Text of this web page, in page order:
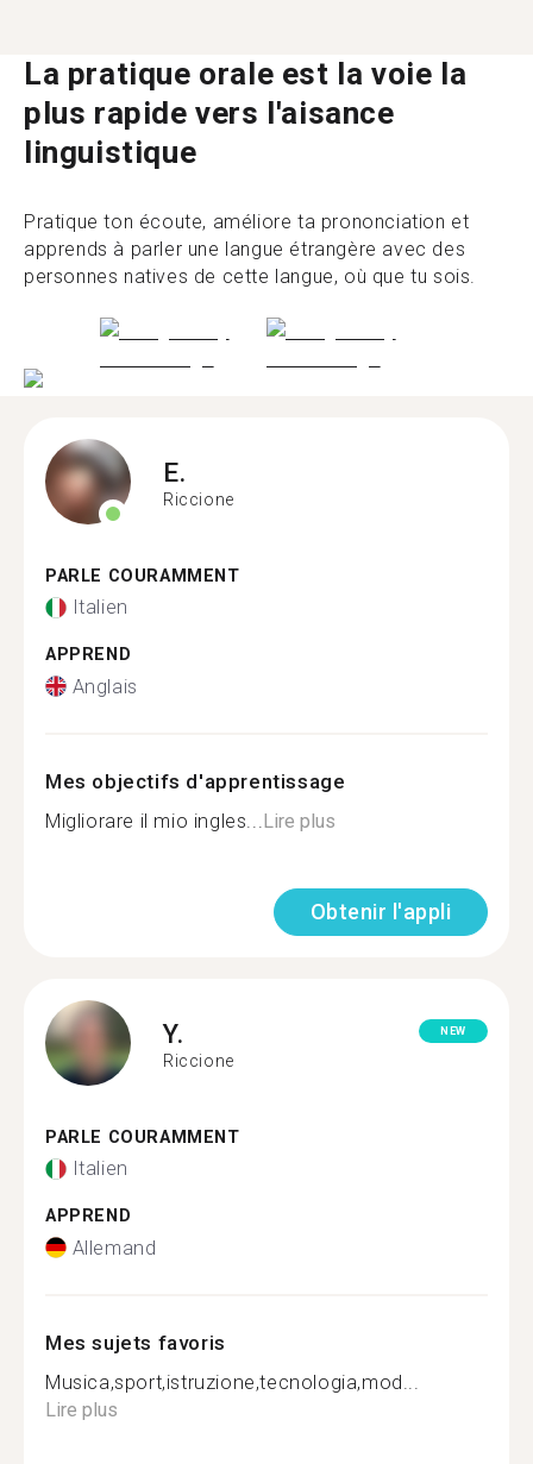
La pratique orale est la voie la
plus rapide vers l'aisance
linguistique
Pratique ton écoute, améliore ta prononciation et
apprends à parler une langue étrangère avec des
personnes natives de cette langue, où que tu sois.
E.
Riccione
PARLE COURAMMENT
Italien
APPREND
Anglais
Mes objectifs d'apprentissage
Migliorare il mio ingles... Lire plus
Obtenir l'appli
Y.
Riccione
NEW
PARLE COURAMMENT
Italien
APPREND
Allemand
Mes sujets favoris
Musica,sport,istruzione,tecnologia,mod...
Lire plus